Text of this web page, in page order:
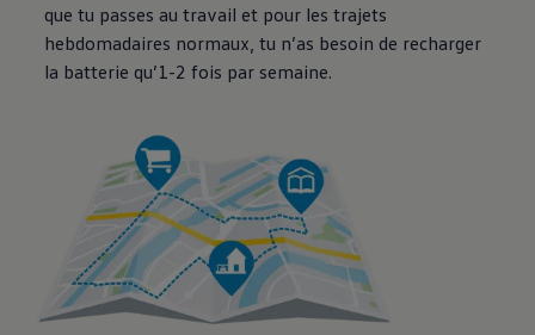
que tu passes au travail et pour les trajets
hebdomadaires normaux, tu n’as besoin de recharger
la batterie qu’1-2 fois par semaine.